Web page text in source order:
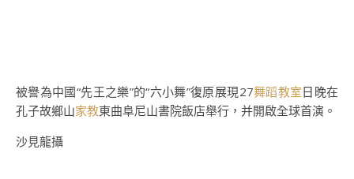
被譽為中國“先王之樂”的“六小舞”復原展現27舞蹈教室日晚在
孔子故鄉山家教東曲阜尼山書院飯店舉行，并開啟全球首演。
沙見龍攝